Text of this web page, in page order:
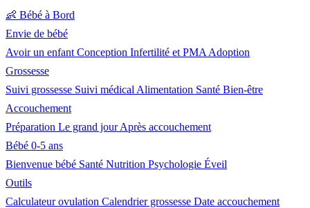
👶 Bébé à Bord
Envie de bébé
Avoir un enfant Conception Infertilité et PMA Adoption
Grossesse
Suivi grossesse Suivi médical Alimentation Santé Bien-être
Accouchement
Préparation Le grand jourAprès accouchement
Bébé 0-5 ans
Bienvenue bébé Santé Nutrition Psychologie Éveil
Outils
Calculateur ovulation Calendrier grossesse Date accouchement